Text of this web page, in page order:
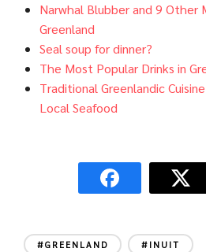
Narwhal Blubber and 9 Other
Greenland
Seal soup for dinner?
The Most Popular Drinks in
Traditional Greenlandic
Local Seafood
#GREENLAND #INUIT